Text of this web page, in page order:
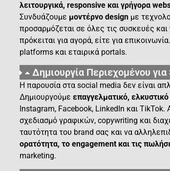
λειτουργικά, responsive και γρήγορα
Συνδυάζουμε μοντέρνο design με
προσαρμόζεται σε όλες τις συσκευές
πρόκειται για αγορά, είτε για
platforms και εταιρικά portals.
Δημιουργία Περιεχομένου
Η παρουσία στα social media δεν είναι
Δημιουργούμε επαγγελματικό,
Instagram, Facebook, LinkedIn και TikTok.
σχεδιασμό γραφικών, copywriting και
ταυτότητα του brand σας και να
ορατότητα, το engagement και τις
marketing.